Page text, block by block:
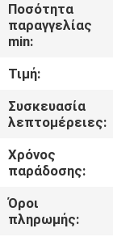
ΠΟΙΟΤΙΚΌΣ
ΜΑΣ
ΕΛΆΤΕ
ΣΕ
ΕΠΑΦΉ
ΜΕ
Ποσότητα
παραγγελίας
min:
Τιμή:
Συσκευασία
λεπτομέρειες:
Χρόνος
παράδοσης:
Όροι
πληρωμής: